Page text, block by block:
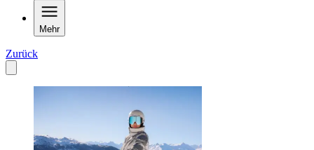
Mehr
Zurück